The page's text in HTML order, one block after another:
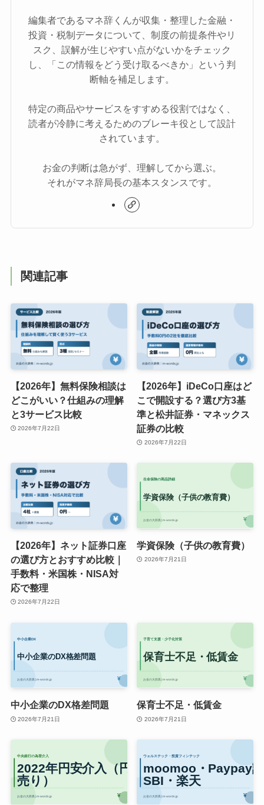
編集者であるマネ辞くんが収集・整理した金融・
投資・税制データについて、制度の前提条件やリ
スク、誤解が生じやすい点がないかをチェック
し、「この情報をどう受け取るべきか」という判
断軸を補足します。
特定の商品やサービスをすすめる役割ではなく、
読者が冷静に考えるためのブレーキ役として設計
されています。
お金の判断は急がず、理解してから選ぶ。
それがマネ辞局長の基本スタンスです。
関連記事
【2026年】無料保険相談は
どこがいい？仕組みの理解
と3サービス比較
2026年7月22日
【2026年】iDeCo口座はど
こで開設する？選び方3基
準と松井証券・マネックス
証券の比較
2026年7月22日
【2026年】ネット証券口座
の選び方とおすすめ比較｜
手数料・米国株・NISA対
応で整理
2026年7月22日
学資保険（子供の教育費）
2026年7月21日
中小企業のDX格差問題
2026年7月21日
保育士不足・低賃金
2026年7月21日